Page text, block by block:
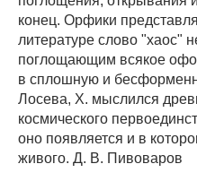
конец. Орфики
литературе слово "хаос"
поглощающим всякое
в сплошную и
Лосева, X. мыслился
космического
оно появляется и в
живого. Д. В. Пивоваров